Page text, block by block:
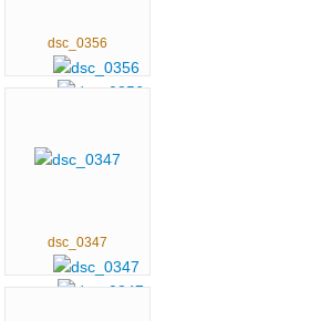
dsc_0356
dsc_0347